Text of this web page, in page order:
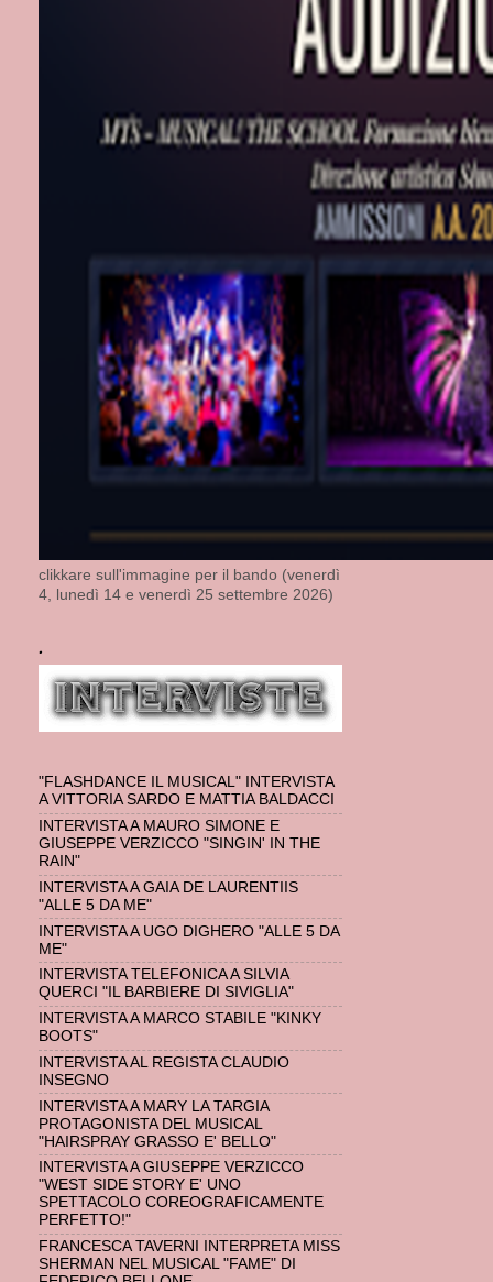
clikkare sull'immagine per il bando (venerdì
4, lunedì 14 e venerdì 25 settembre 2026)
.
"FLASHDANCE IL MUSICAL" INTERVISTA
A VITTORIA SARDO E MATTIA BALDACCI
INTERVISTA A MAURO SIMONE E
GIUSEPPE VERZICCO "SINGIN' IN THE
RAIN"
INTERVISTA A GAIA DE LAURENTIIS
"ALLE 5 DA ME"
INTERVISTA A UGO DIGHERO "ALLE 5 DA
ME"
INTERVISTA TELEFONICA A SILVIA
QUERCI "IL BARBIERE DI SIVIGLIA"
INTERVISTA A MARCO STABILE "KINKY
BOOTS"
INTERVISTA AL REGISTA CLAUDIO
INSEGNO
INTERVISTA A MARY LA TARGIA
PROTAGONISTA DEL MUSICAL
"HAIRSPRAY GRASSO E' BELLO"
INTERVISTA A GIUSEPPE VERZICCO
"WEST SIDE STORY E' UNO
SPETTACOLO COREOGRAFICAMENTE
PERFETTO!"
FRANCESCA TAVERNI INTERPRETA MISS
SHERMAN NEL MUSICAL "FAME" DI